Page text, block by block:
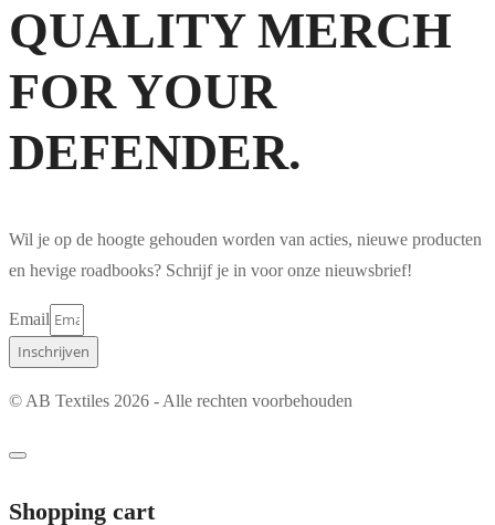
QUALITY MERCH
FOR YOUR
DEFENDER.
Wil je op de hoogte gehouden worden van acties, nieuwe producten
en hevige roadbooks? Schrijf je in voor onze nieuwsbrief!
Email
Inschrijven
© AB Textiles 2026 - Alle rechten voorbehouden
Shopping cart